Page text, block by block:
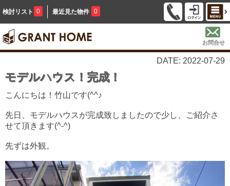
検討リスト 0 最近見た物件 0
お問合せ
DATE: 2022-07-29
モデルハウス！完成！
こんにちは！ 竹山です(^^♪
先日、モデルハウスが完成致しましたので少し、ご紹介さ
せて頂きます(^-^)
先ずは外観。